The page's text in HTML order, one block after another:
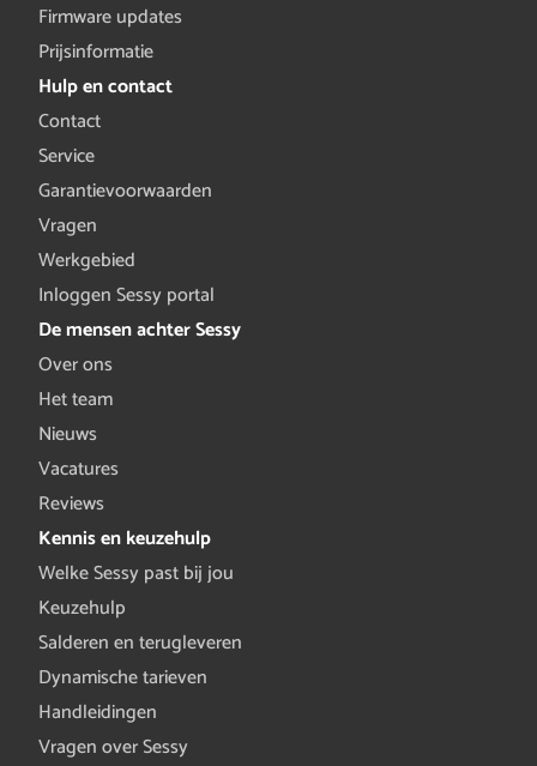
Firmware updates
Prijsinformatie
Hulp en contact
Contact
Service
Garantievoorwaarden
Vragen
Werkgebied
Inloggen Sessy portal
De mensen achter Sessy
Over ons
Het team
Nieuws
Vacatures
Reviews
Kennis en keuzehulp
Welke Sessy past bij jou
Keuzehulp
Salderen en terugleveren
Dynamische tarieven
Handleidingen
Vragen over Sessy